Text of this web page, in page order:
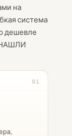
на
система
дешевле
НАШЛИ
01